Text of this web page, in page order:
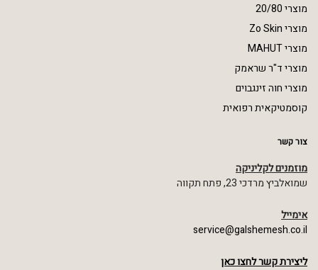
מוצרי 20/80
מוצרי Zo Skin
מוצרי MAHUT
מוצרי ד"ר שראמק
מוצרי חוה זינגבוים
קוסמטיקאית רפואית
צור קשר
מוזמנים לקליניקה
שמואלביץ מרדכי 23, פתח תקווה
אימייל
service@galshemesh.co.il
ליצירת קשר לחצו כאן